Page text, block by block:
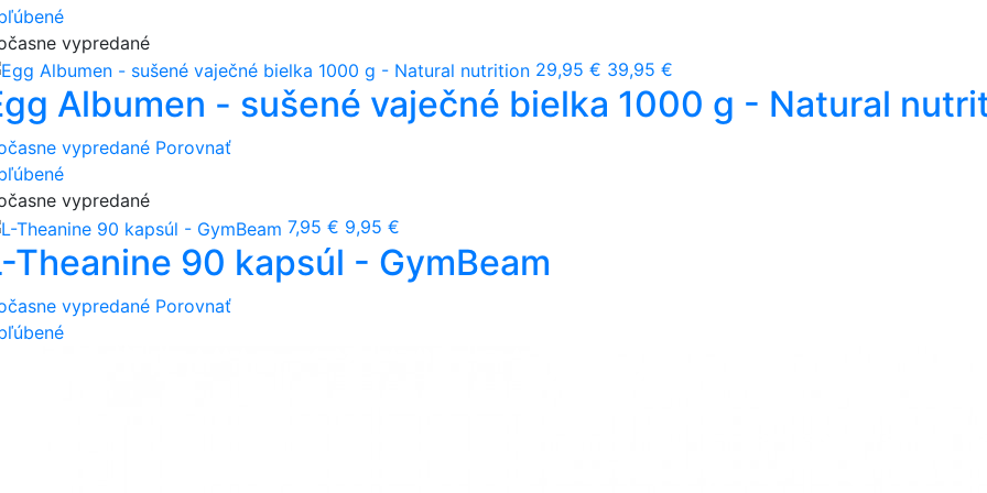
vypredané
29,95 € 39,95 €
Albumen - sušené vaječné bielka 1000 g - Natural
vypredané Porovnať
vypredané
7,95 € 9,95 €
Theanine 90 kapsúl - GymBeam
vypredané Porovnať